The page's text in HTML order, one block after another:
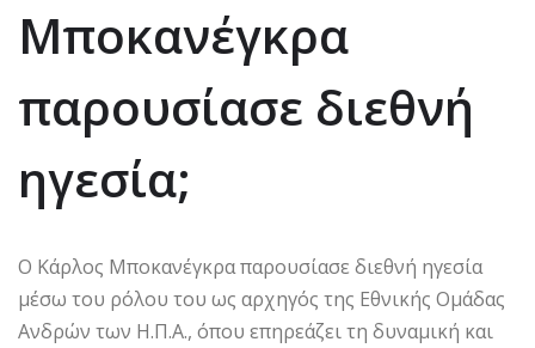
Μποκανέγκρα
παρουσίασε διεθνή
ηγεσία;
Ο Κάρλος Μποκανέγκρα παρουσίασε διεθνή ηγεσία
μέσω του ρόλου του ως αρχηγός της Εθνικής Ομάδας
Ανδρών των Η.Π.Α., όπου επηρεάζει τη δυναμική και